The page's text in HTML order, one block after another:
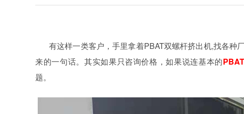
有这样一类客户，手里拿着PBAT双螺杆挤出机,找各种
来的一句话。其实如果只咨询价格，如果说连基本的
题。